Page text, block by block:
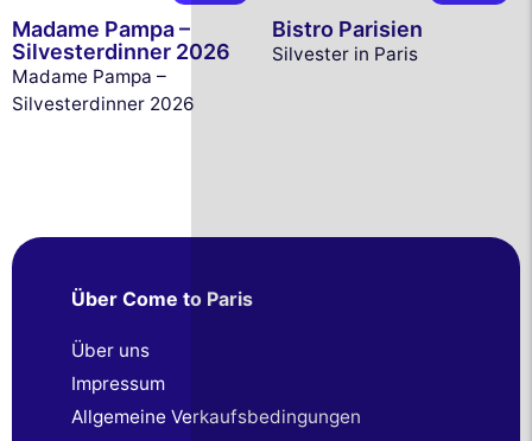
Madame Pampa –
Silvesterdinner 2026
Madame Pampa –
Silvesterdinner 2026
Bistro Parisien
Silvester in Paris
Über Come to Paris
Über uns
Impressum
Allgemeine Verkaufsbedingungen